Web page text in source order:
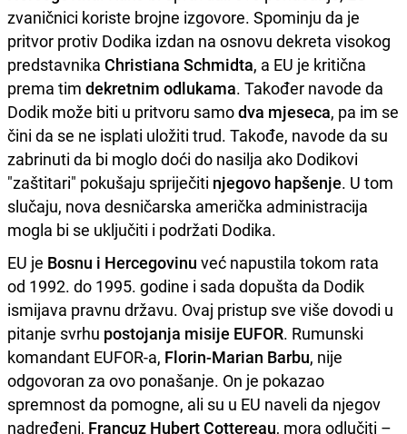
zvaničnici koriste brojne izgovore. Spominju da je
pritvor protiv Dodika izdan na osnovu dekreta visokog
predstavnika Christiana Schmidta, a EU je kritična
prema tim dekretnim odlukama. Također navode da
Dodik može biti u pritvoru samodva mjeseca, pa im se
čini da se ne isplati uložiti trud. Takođe, navode da su
zabrinuti da bi moglo doći do nasilja ako Dodikovi
"zaštitari" pokušaju spriječiti njegovo hapšenje. U tom
slučaju, nova desničarska američka administracija
mogla bi se uključiti i podržati Dodika.
EU je Bosnu i Hercegovinu već napustila tokom rata
od 1992. do 1995. godine i sada dopušta da Dodik
ismijava pravnu državu. Ovaj pristup sve više dovodi u
pitanje svrhu postojanja misije EUFOR. Rumunski
komandant EUFOR-a, Florin-Marian Barbu, nije
odgovoran za ovo ponašanje. On je pokazao
spremnost da pomogne, ali su u EU naveli da njegov
nadređeni, Francuz Hubert Cottereau, mora odlučiti –